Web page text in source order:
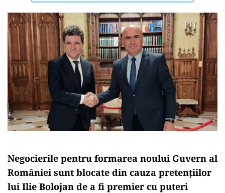
Negocierile pentru formarea noului Guvern al
României sunt blocate din cauza pretențiilor
lui Ilie Bolojan de a fi premier cu puteri